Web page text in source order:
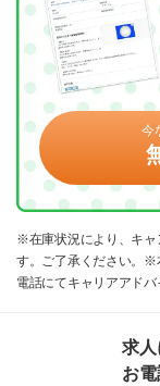
今
※在庫状況により、キャ
す。ご了承ください。※
電話にてキャリアアドバ
求
お